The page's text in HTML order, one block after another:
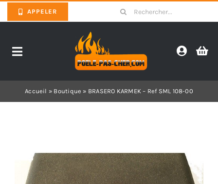
to
APPELER
Search
for:
Toggle
Poêles
Accueil » Boutique » BRASERO KARMEK – Ref SML 108-00